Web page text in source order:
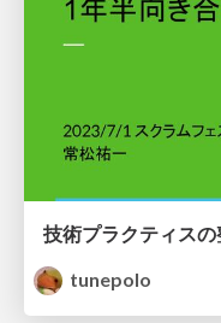
tunepolo